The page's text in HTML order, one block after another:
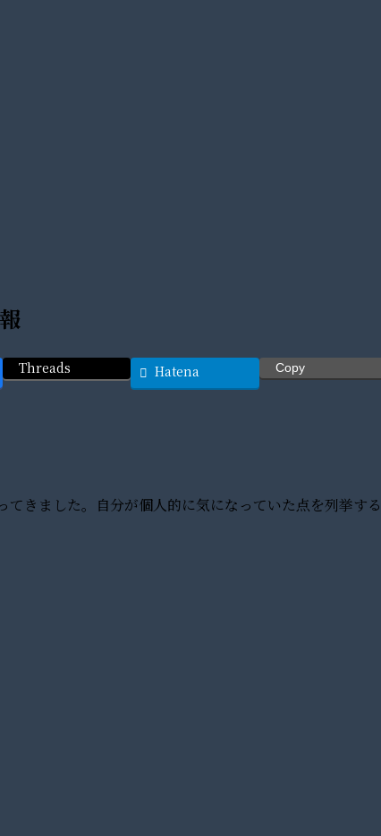
Threads Hatena Copy
きました。自分が個人的に気になっていた点を列挙する